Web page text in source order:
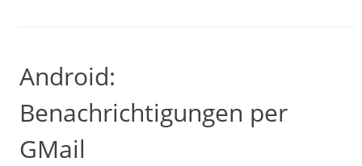
Android:
Benachrichtigungen per
GMail